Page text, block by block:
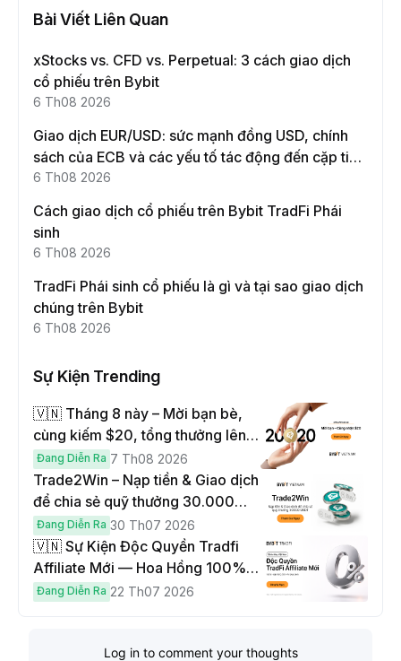
Bài Viết Liên Quan
xStocks vs. CFD vs. Perpetual: 3 cách giao dịch
cổ phiếu trên Bybit
6 Th08 2026
Giao dịch EUR/USD: sức mạnh đồng USD, chính
sách của ECB và các yếu tố tác động đến cặp tiền
này
6 Th08 2026
Cách giao dịch cổ phiếu trên Bybit TradFi Phái
sinh
6 Th08 2026
TradFi Phái sinh cổ phiếu là gì và tại sao giao dịch
chúng trên Bybit
6 Th08 2026
Sự Kiện Trending
🇻🇳 Tháng 8 này – Mời bạn bè,
cùng kiếm $20, tổng thưởng lên
đến $1,000
Đang Diễn Ra 7 Th08 2026
Trade2Win – Nạp tiền & Giao dịch
để chia sẻ quỹ thưởng 30.000
USDT
Đang Diễn Ra 30 Th07 2026
🇻🇳 Sự Kiện Độc Quyền Tradfi
Affiliate Mới — Hoa Hồng 100% &
Hoàn Phí Qua Đêm
Đang Diễn Ra 22 Th07 2026
Log in to comment your thoughts